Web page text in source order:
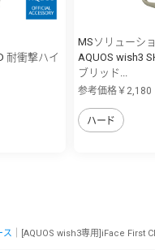
耐衝撃ハイ
MSソリューシ
AQUOS wish3
ブリッド...
参考価格￥2,180
ハード
ス ｜[AQUOS wish3専用]iFace First